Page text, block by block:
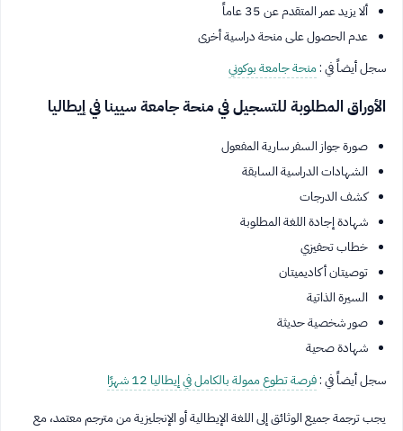
ألا يزيد عمر المتقدم عن 35 عاماً
عدم الحصول على منحة دراسية أخرى
سجل أيضاً في :منحة جامعة بوكوني
الأوراق المطلوبة للتسجيل في منحة جامعة سيينا في إيطاليا
صورة جواز السفر سارية المفعول
الشهادات الدراسية السابقة
كشف الدرجات
شهادة إجادة اللغة المطلوبة
خطاب تحفيزي
توصيتان أكاديميتان
السيرة الذاتية
صور شخصية حديثة
شهادة صحية
سجل أيضاً في :فرصة تطوع ممولة بالكامل في إيطاليا 12 شهرًا
يجب ترجمة جميع الوثائق إلى اللغة الإيطالية أو الإنجليزية من مترجم معتمد، مع